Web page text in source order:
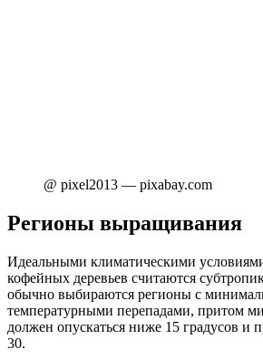
@ pixel2013 — pixabay.com
Регионы выращивания
Идеальными климатическими
кофейных деревьев считаются
обычно выбираются регионы с
температурными перепадами, притом
должен опускаться ниже 15 градусов и
30.